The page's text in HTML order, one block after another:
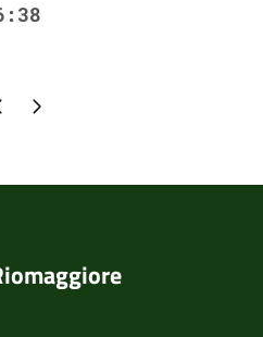
successiva